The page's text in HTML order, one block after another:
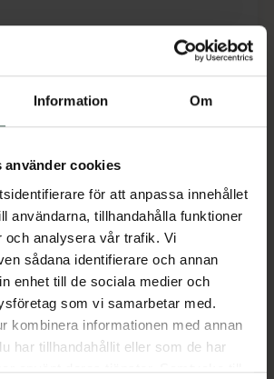
Information Om
använder cookies
för att anpassa innehållet
användarna, tillhandahålla funktioner
och analysera vår trafik. Vi
sådana identifierare och annan
enhet till de sociala medier och
som vi samarbetar med.
kombinera informationen med annan
har tillhandahållit eller som de har
använt deras tjänster. Samtycke till
från Utgått
tandkräm ökar emaljens
gång du borstar för att hålla
skick. Formulan
tandens yta för att stärka
hjälpa till att skydda emaljen
densitetsförlust.
kr/ml